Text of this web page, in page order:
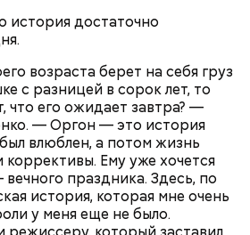
история достаточно
возраста берет на себя груз
с разницей в сорок лет, то
что его ожидает завтра? —
— Оргон — это история
влюблен, а потом жизнь
коррективы. Ему уже хочется
праздника. Здесь, по
история, которая мне очень
у меня еще не было.